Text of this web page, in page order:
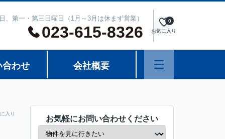
第一・第三日曜日（1月～3月は休まず営業）
023-615-8326 お気に入り
0
合わせ 会社概要
入り
お気軽にお問い合わせください